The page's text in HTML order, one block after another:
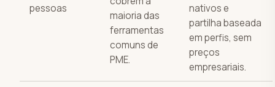
pessoas
maioria das
ferramentas
comuns de
PME.
nativos e
partilha baseada
em perfis, sem
preços
empresariais.